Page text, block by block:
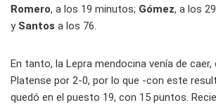
Romero, a los 19 minutos; Gómez, a los
y Santos a los 76.
En tanto, la Lepra mendocina venía de caer,
Platense por 2-0, por lo que -con este
quedó en el puesto 19, con 15 puntos.